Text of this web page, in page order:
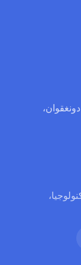
دونغقوان،
تكنولوجيا،